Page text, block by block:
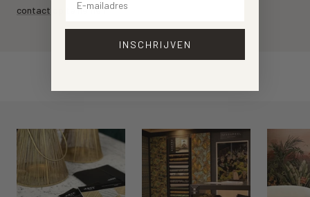
contact op te nemen.
INSCHRIJVEN